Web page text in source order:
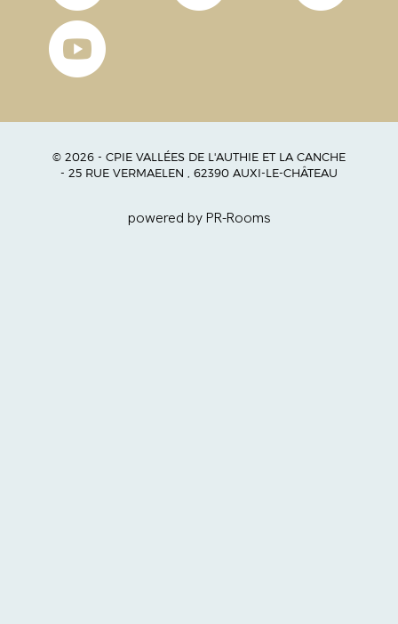
© 2026 - CPIE VALLÉES DE L'AUTHIE ET LA CANCHE
- 25 RUE VERMAELEN , 62390 AUXI-LE-CHÂTEAU
powered by PR-Rooms